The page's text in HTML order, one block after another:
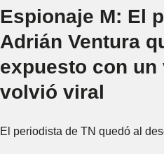
Espionaje M: El
Adrián Ventura
expuesto con un
volvió viral
El periodista de TN quedó al